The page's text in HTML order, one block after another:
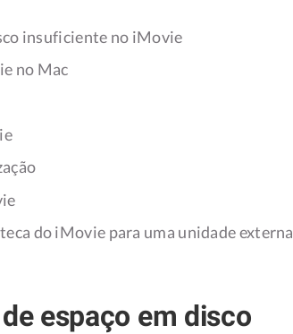
insuficiente no iMovie
no Mac
do iMovie para uma unidade externa
espaço em disco